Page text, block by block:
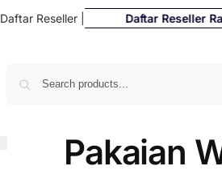
Daftar ResellerDaftar Reseller Raih Profit
Pakaian